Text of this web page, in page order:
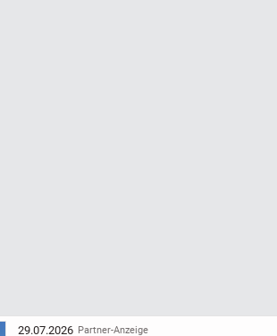
29.07.2026 Partner-Anzeige